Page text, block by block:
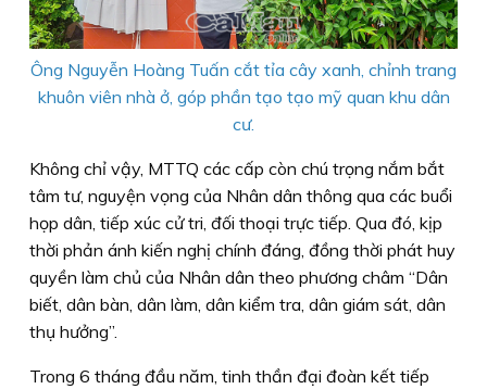
Ông Nguyễn Hoàng Tuấn cắt tỉa cây xanh, chỉnh trang
khuôn viên nhà ở, góp phần tạo tạo mỹ quan khu dân
cư.
Không chỉ vậy, MTTQ các cấp còn chú trọng nắm bắt
tâm tư, nguyện vọng của Nhân dân thông qua các buổi
họp dân, tiếp xúc cử tri, đối thoại trực tiếp. Qua đó, kịp
thời phản ánh kiến nghị chính đáng, đồng thời phát huy
quyền làm chủ của Nhân dân theo phương châm “Dân
biết, dân bàn, dân làm, dân kiểm tra, dân giám sát, dân
thụ hưởng”.
Trong 6 tháng đầu năm, tinh thần đại đoàn kết tiếp